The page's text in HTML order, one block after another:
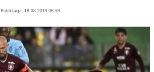
Publikacja: 18.08.2019 06:59